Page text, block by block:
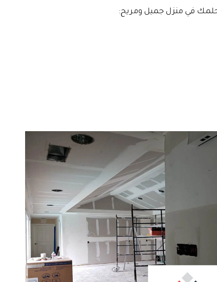
في منزل جميل ومريح: